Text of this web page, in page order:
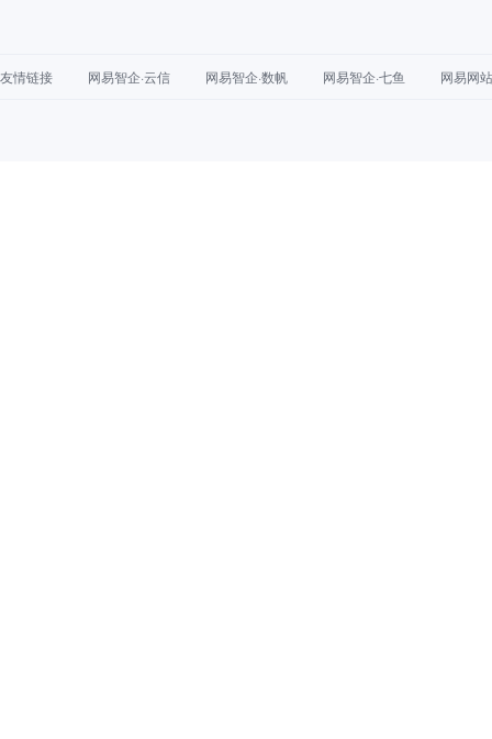
友情链接 网易智企·云信 网易智企·数帆 网易智企·七鱼 网易网